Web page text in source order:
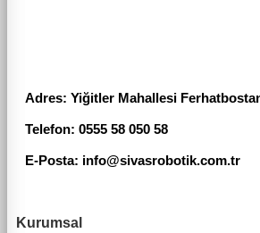
Adres: Yiğitler Mahallesi
Telefon: 0555 58 050 58
E-Posta: info@sivasrobotik.com.tr
Kurumsal